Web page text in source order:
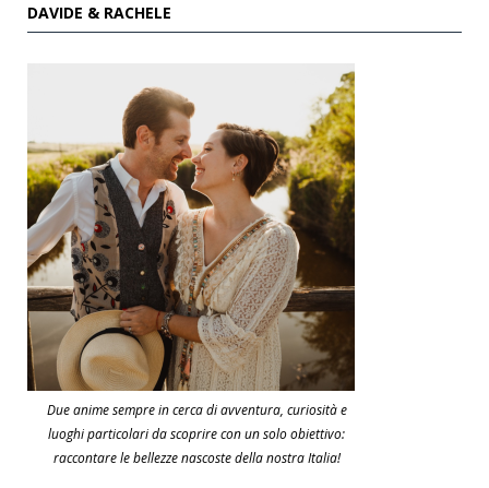
DAVIDE & RACHELE
Due anime sempre in cerca di avventura, curiosità e
luoghi particolari da scoprire con un solo obiettivo:
raccontare le bellezze nascoste della nostra Italia!